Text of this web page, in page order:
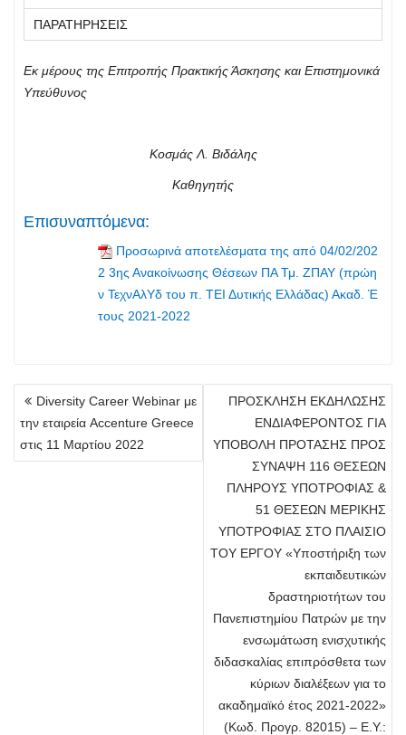
Εκ μέρους της Επιτροπής Πρακτικής Άσκησης και Επιστημονικά
Υπεύθυνος
Κοσμάς Λ. Βιδάλης
Καθηγητής
Επισυναπτόμενα:
Προσωρινά αποτελέσματα της από 04/02/202
2 3ης Ανακοίνωσης Θέσεων ΠΑ Τμ. ΖΠΑΥ (πρώη
ν ΤεχνΑλΥδ του π. ΤΕΙ Δυτικής Ελλάδας) Ακαδ. Έ
τους 2021-2022
Πλοήγηση
Diversity Career Webinar με
την εταιρεία Accenture Greece
στις 11 Μαρτίου 2022
ΠΡΟΣΚΛΗΣΗ ΕΚΔΗΛΩΣΗΣ
ΕΝΔΙΑΦΕΡΟΝΤΟΣ ΓΙΑ
ΥΠΟΒΟΛΗ ΠΡΟΤΑΣΗΣ ΠΡΟΣ
ΣΥΝΑΨΗ 116 ΘΕΣΕΩΝ
ΠΛΗΡΟΥΣ ΥΠΟΤΡΟΦΙΑΣ &
51 ΘΕΣΕΩΝ ΜΕΡΙΚΗΣ
ΥΠΟΤΡΟΦΙΑΣ ΣΤΟ ΠΛΑΙΣΙΟ
ΤΟΥ ΕΡΓΟΥ «Υποστήριξη των
εκπαιδευτικών
δραστηριοτήτων του
Πανεπιστημίου Πατρών με την
ενσωμάτωση ενισχυτικής
διδασκαλίας επιπρόσθετα των
κύριων διαλέξεων για το
ακαδημαϊκό έτος 2021-2022»
(Κωδ. Προγρ. 82015) – Ε.Υ.: